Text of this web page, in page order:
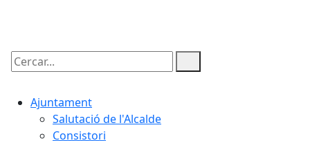
Cercar:
Ajuntament
Salutació de l'Alcalde
Consistori